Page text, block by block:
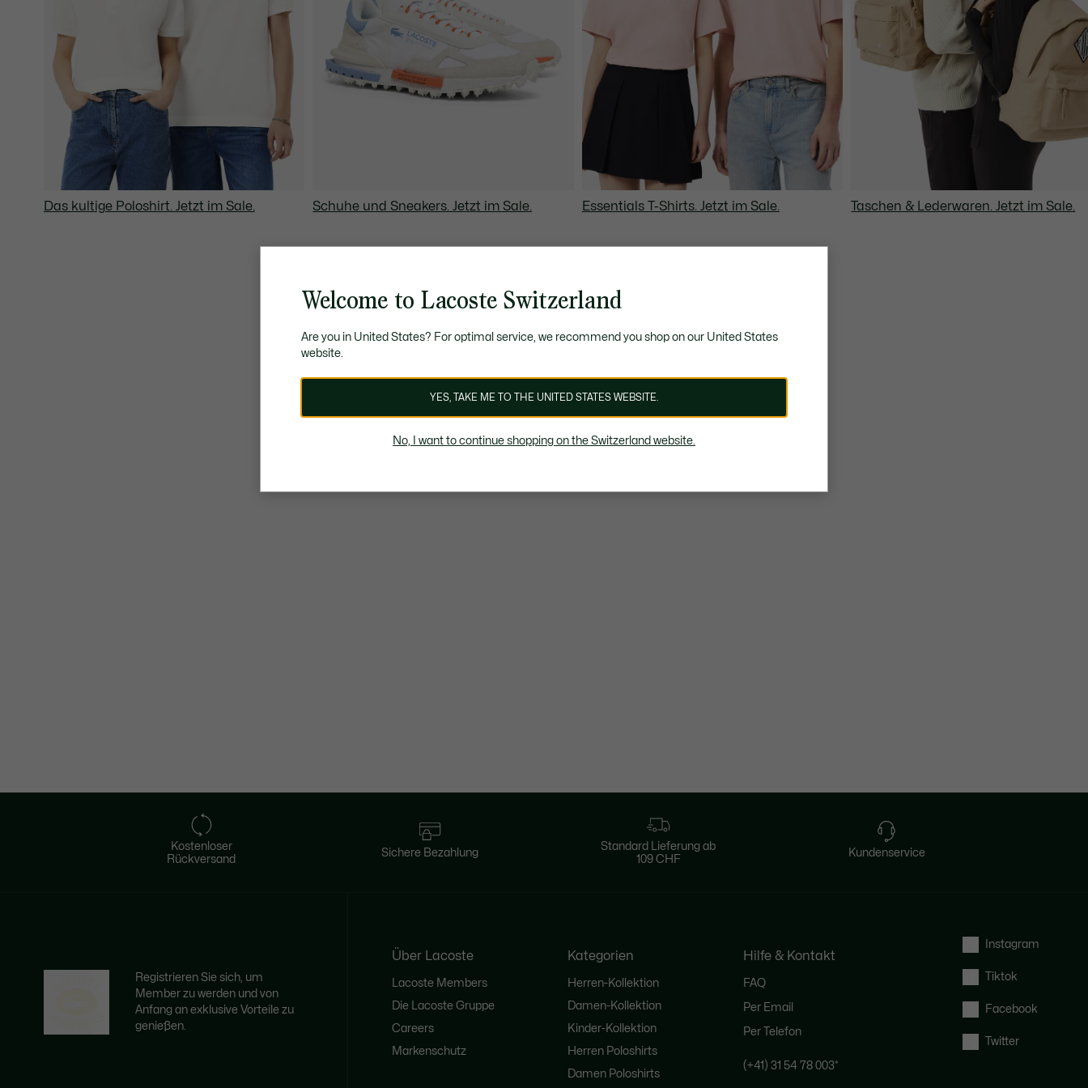
Das kultige Poloshirt. Jetzt im Sale. Schuhe und Sneakers. Jetzt im Sale. Essentials T-Shirts. Jetzt im Sale. Taschen & Lederwaren. Jetzt im Sale.
Kostenloser
Rückversand
Sichere Bezahlung
Standard Lieferung ab
109 CHF
Kundenservice
Registrieren Sie sich, um
Member zu werden und von
Anfang an exklusive Vorteile zu
genießen.
Über Lacoste
Lacoste Members
Die Lacoste Gruppe
Careers
Markenschutz
Kategorien
Herren-Kollektion
Damen-Kollektion
Kinder-Kollektion
Herren Poloshirts
Damen Poloshirts
Hilfe & Kontakt
FAQ
Per Email
Per Telefon
(+41) 31 54 78 003*
Instagram
Tiktok
Facebook
Twitter
Welcome to Lacoste Switzerland
Are you in United States? For optimal service, we recommend you shop on our United States
website.
YES, TAKE ME TO THE UNITED STATES WEBSITE.
No, I want to continue shopping on the Switzerland website.